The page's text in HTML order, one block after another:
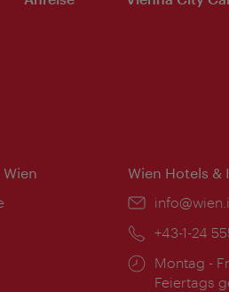
Wien Hotels &
Email:
Telefon:
+43-1-24
Montag -
Feiertags